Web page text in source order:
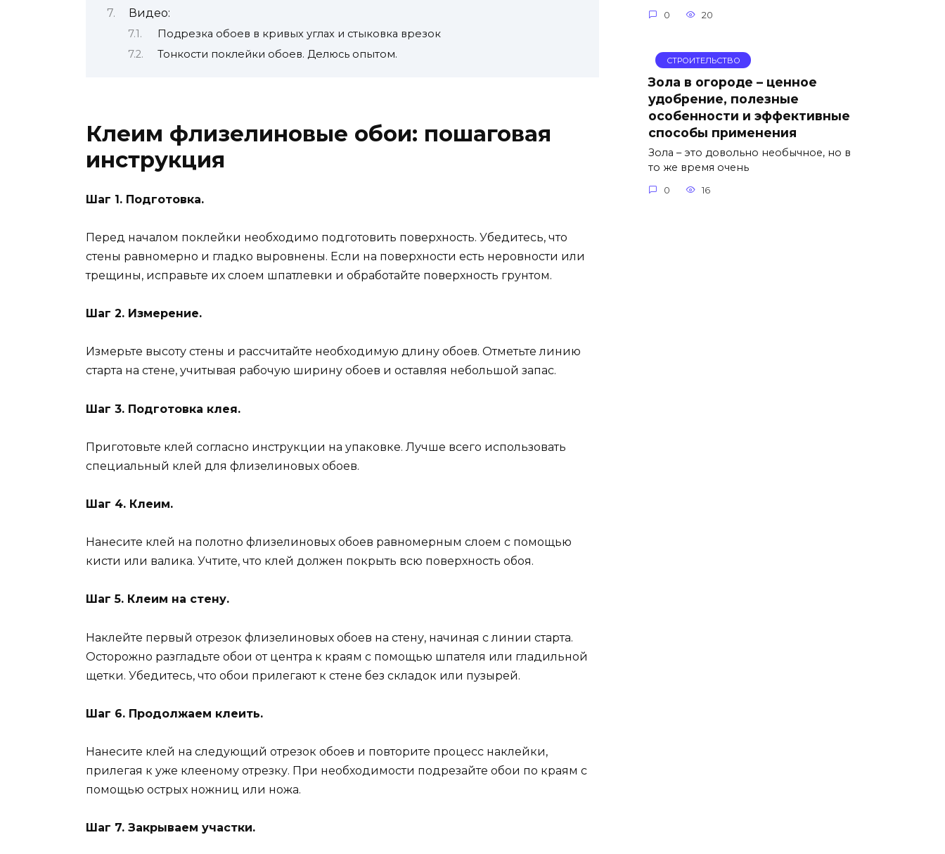
Видео:
Подрезка обоев в кривых углах и стыковка врезок
Тонкости поклейки обоев. Делюсь опытом.
Клеим флизелиновые обои: пошаговая
инструкция
Шаг 1. Подготовка.
Перед началом поклейки необходимо подготовить поверхность. Убедитесь, что
стены равномерно и гладко выровнены. Если на поверхности есть неровности или
трещины, исправьте их слоем шпатлевки и обработайте поверхность грунтом.
Шаг 2. Измерение.
Измерьте высоту стены и рассчитайте необходимую длину обоев. Отметьте линию
старта на стене, учитывая рабочую ширину обоев и оставляя небольшой запас.
Шаг 3. Подготовка клея.
Приготовьте клей согласно инструкции на упаковке. Лучше всего использовать
специальный клей для флизелиновых обоев.
Шаг 4. Клеим.
Нанесите клей на полотно флизелиновых обоев равномерным слоем с помощью
кисти или валика. Учтите, что клей должен покрыть всю поверхность обоя.
Шаг 5. Клеим на стену.
Наклейте первый отрезок флизелиновых обоев на стену, начиная с линии старта.
Осторожно разгладьте обои от центра к краям с помощью шпателя или гладильной
щетки. Убедитесь, что обои прилегают к стене без складок или пузырей.
Шаг 6. Продолжаем клеить.
Нанесите клей на следующий отрезок обоев и повторите процесс наклейки,
прилегая к уже клееному отрезку. При необходимости подрезайте обои по краям с
помощью острых ножниц или ножа.
Шаг 7. Закрываем участки.
0 20
СТРОИТЕЛЬСТВО
Зола в огороде – ценное
удобрение, полезные
особенности и эффективные
способы применения
Зола – это довольно необычное, но в
то же время очень
0 16